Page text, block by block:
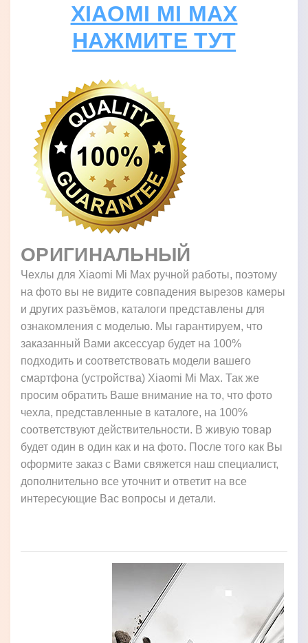
XIAOMI MI MAX
НАЖМИТЕ ТУТ
ОРИГИНАЛЬНЫЙ
Чехлы для Xiaomi Mi Max ручной работы, поэтому
на фото вы не видите совпадения вырезов камеры
и других разъёмов, каталоги представлены для
ознакомления с моделью. Мы гарантируем, что
заказанный Вами аксессуар будет на 100%
подходить и соответствовать модели вашего
смартфона (устройства) Xiaomi Mi Max. Так же
просим обратить Ваше внимание на то, что фото
чехла, представленные в каталоге, на 100%
соответствуют действительности. В живую товар
будет один в один как и на фото. После того как Вы
оформите заказ с Вами свяжется наш специалист,
дополнительно все уточнит и ответит на все
интересующие Вас вопросы и детали.